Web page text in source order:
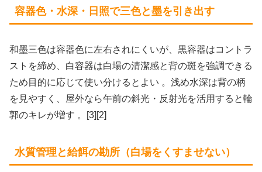
容器色・水深・日照で三色と墨を引き出す
和墨三色は容器色に左右されにくいが、黒容器はコントラ
ストを締め、白容器は白場の清潔感と背の斑を強調できる
ため目的に応じて使い分けるとよい 。浅め水深は背の柄
を見やすく、屋外なら午前の斜光・反射光を活用すると輪
郭のキレが増す 。[3][2]
水質管理と給餌の勘所（白場をくすませない）